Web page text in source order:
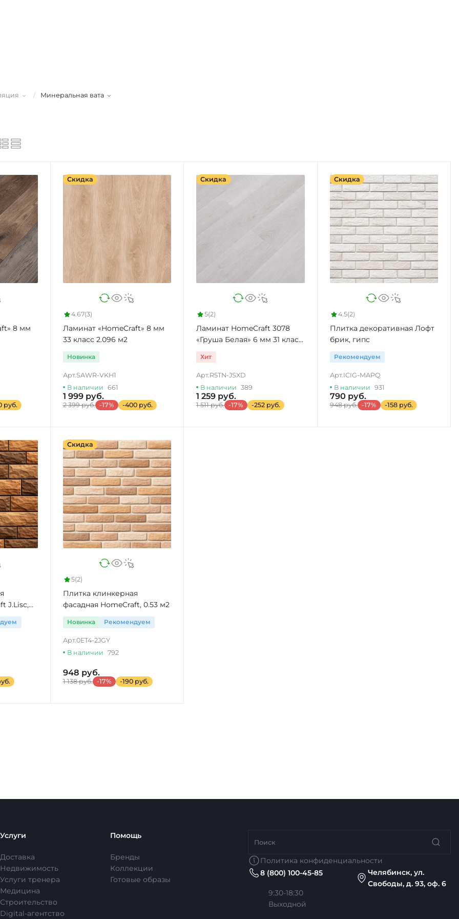
/ Минеральная вата
8 мм
руб.
Скидка
4.67(3)
Ламинат «HomeCraft» 8 мм
33 класс 2.096 м2
Новинка
Арт. SAWR-VKH1
В наличии 661
1 999 руб.
2 399 руб. -17% -400 руб.
Скидка
5(2)
Ламинат HomeCraft 3078
«Груша Белая» 6 мм 31 класс
2.66 м2
Хит
Арт. R5TN-JSXD
В наличии 389
1 259 руб.
1 511 руб. -17% -252 руб.
Скидка
4.5(2)
Плитка декоративная Лофт
брик, гипс
Рекомендуем
Арт. ICIG-MAPQ
В наличии 931
790 руб.
948 руб. -17% -158 руб.
J.Lisc,
Скидка
5(2)
Плитка клинкерная
фасадная HomeCraft, 0.53 м2
Новинка Рекомендуем
Арт.0ET4-2JGY
В наличии 792
948 руб.
1 138 руб. -17% -190 руб.
Услуги
Доставка
Недвижимость
Услуги тренера
Медицина
Строительство
Digital-агентство
Помощь
Бренды
Коллекции
Готовые образы
Политика конфиденциальности
8 (800) 100-45-85
9:30-18:30
Выходной
Челябинск, ул.
Свободы, д. 93, оф. 6